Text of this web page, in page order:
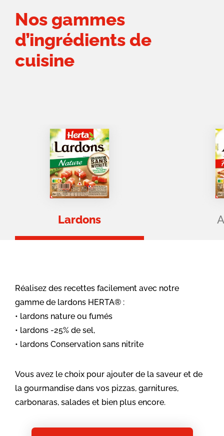
Nos gammes
d’ingrédients de
cuisine
Lardons
Réalisez des recettes facilement avec notre
gamme de lardons HERTA® :
lardons nature ou fumés
lardons -25% de sel,
lardons Conservation sans nitrite
Vous avez le choix pour ajouter de la saveur et de
la gourmandise dans vos pizzas, garnitures,
carbonaras, salades et bien plus encore.